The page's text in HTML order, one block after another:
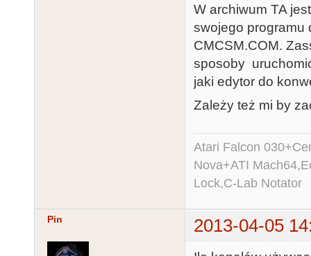
W archiwum TA
swojego programu
CMCSM.COM.
sposoby
jaki edytor do
Zależy też mi by
Atari Falcon
Nova+ATI
Lock,C-Lab Notator
Pin 2013-04-05